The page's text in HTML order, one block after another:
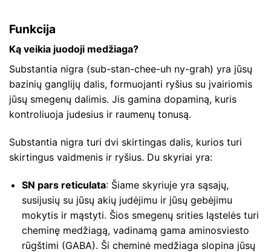
Funkcija
Ką veikia juodoji medžiaga?
Substantia nigra (sub-stan-chee-uh ny-grah) yra jūsų
bazinių ganglijų dalis, formuojanti ryšius su įvairiomis
jūsų smegenų dalimis. Jis gamina dopaminą, kuris
kontroliuoja judesius ir raumenų tonusą.
Substantia nigra turi dvi skirtingas dalis, kurios turi
skirtingus vaidmenis ir ryšius. Du skyriai yra:
SN pars reticulata: Šiame skyriuje yra sąsajų,
susijusių su jūsų akių judėjimu ir jūsų gebėjimu
mokytis ir mąstyti. Šios smegenų srities ląstelės turi
cheminę medžiagą, vadinamą gama aminosviesto
rūgštimi (GABA). Ši cheminė medžiaga slopina jūsų